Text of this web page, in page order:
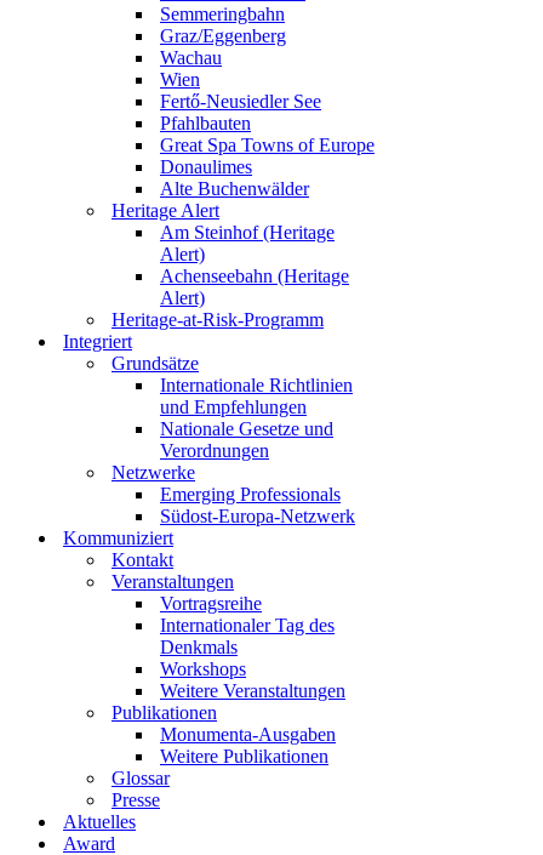
Semmeringbahn
Graz/Eggenberg
Wachau
Wien
Fertő-Neusiedler See
Pfahlbauten
Great Spa Towns of Europe
Donaulimes
Alte Buchenwälder
Heritage Alert
Am Steinhof (Heritage
Alert)
Achenseebahn (Heritage
Alert)
Heritage-at-Risk-Programm
Integriert
Grundsätze
Internationale Richtlinien
und Empfehlungen
Nationale Gesetze und
Verordnungen
Netzwerke
Emerging Professionals
Südost-Europa-Netzwerk
Kommuniziert
Kontakt
Veranstaltungen
Vortragsreihe
Internationaler Tag des
Denkmals
Workshops
Weitere Veranstaltungen
Publikationen
Monumenta-Ausgaben
Weitere Publikationen
Glossar
Presse
Aktuelles
Award